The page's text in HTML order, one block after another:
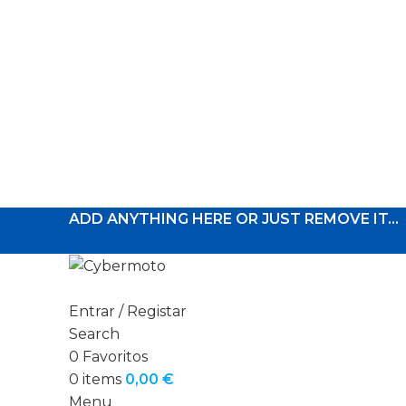
ADD ANYTHING HERE OR JUST REMOVE IT…
Entrar / Registar
Search
0 Favoritos
0 items 0,00 €
Menu